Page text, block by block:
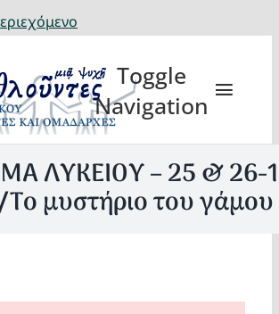
Toggle
Navigation
ΛΥΚΕΙΟΥ – 25 & 26-
μυστήριο του γάμου